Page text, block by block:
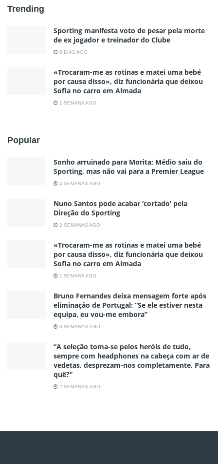
Trending
Sporting manifesta voto de pesar pela morte
de ex jogador e treinador do Clube
6 DIAS AGO
«Trocaram-me as rotinas e matei uma bebé
por causa disso», diz funcionária que deixou
Sofia no carro em Almada
1 SEMANA AGO
Popular
Sonho arruinado para Morita; Médio saiu do
Sporting, mas não vai para a Premier League
4 SEMANAS AGO
Nuno Santos pode acabar ‘cortado’ pela
Direção do Sporting
2 SEMANAS AGO
«Trocaram-me as rotinas e matei uma bebé
por causa disso», diz funcionária que deixou
Sofia no carro em Almada
1 SEMANA AGO
Bruno Fernandes deixa mensagem forte após
eliminação de Portugal: “Se ele estiver nesta
equipa, eu vou-me embora”
3 SEMANAS AGO
“A seleção toma-se pelos heróis de tudo,
sempre com headphones na cabeça com ar de
vedetas, desprezam-nos completamente. Para
quê?”
2 SEMANAS AGO